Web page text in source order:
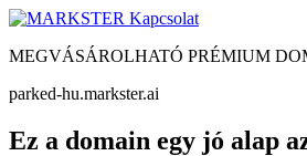
Kapcsolat
MEGVÁSÁROLHATÓ PRÉMIUM
parked-hu.markster.ai
Ez a domain egy jó alap